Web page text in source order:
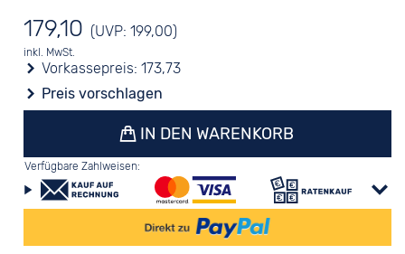
179,10 (UVP: 199,00)
inkl. MwSt.
Vorkassepreis:173,73
Preis vorschlagen
IN DEN WARENKORB
Verfügbare Zahlweisen: